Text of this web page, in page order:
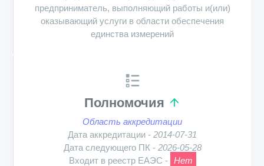
предприниматель, выполняющий работы и(или)
оказывающий услуги в области обеспечения
единства измерений
Полномочия
Область аккредитации
Дата аккредитации - 2014-07-31
Дата следующего ПК - 2026-05-28
Входит в реестр ЕАЭС - Нет